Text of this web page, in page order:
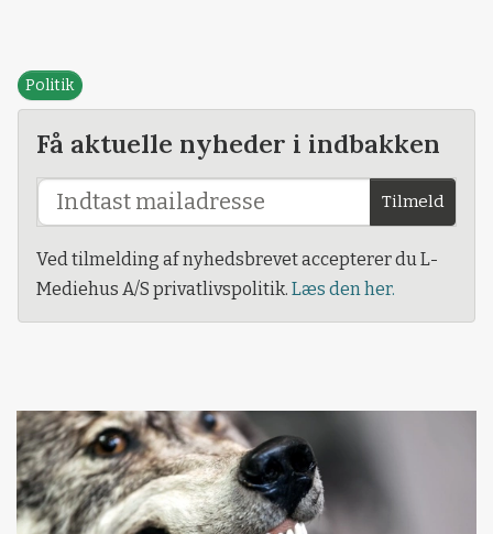
Politik
Få aktuelle nyheder i indbakken
Tilmeld
Ved tilmelding af nyhedsbrevet accepterer du L-
Mediehus A/S privatlivspolitik. Læs den her.